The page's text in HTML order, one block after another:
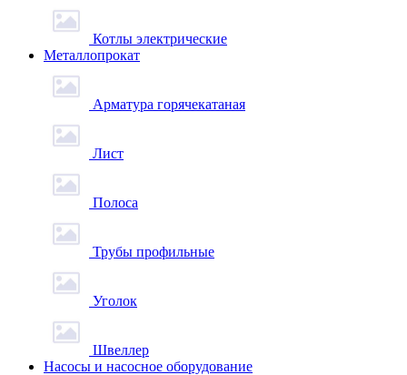
Котлы электрические
Металлопрокат
Арматура горячекатаная
Лист
Полоса
Трубы профильные
Уголок
Швеллер
Насосы и насосное оборудование